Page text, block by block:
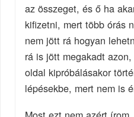
az összeget, és ő ha
kifizetni, mert több órás
nem jött rá hogyan
rá is jött megakadt
oldal kipróbálásakor
lépésekbe, mert nem is